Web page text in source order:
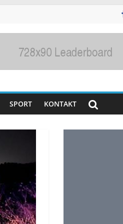
SPORT KONTAKT